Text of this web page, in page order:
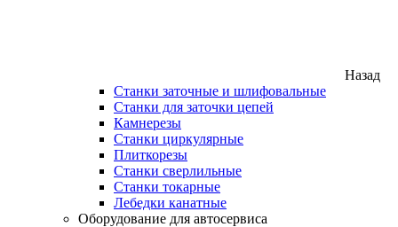
Назад
Станки заточные и шлифовальные
Станки для заточки цепей
Камнерезы
Станки циркулярные
Плиткорезы
Станки сверлильные
Станки токарные
Лебедки канатные
Оборудование для автосервиса